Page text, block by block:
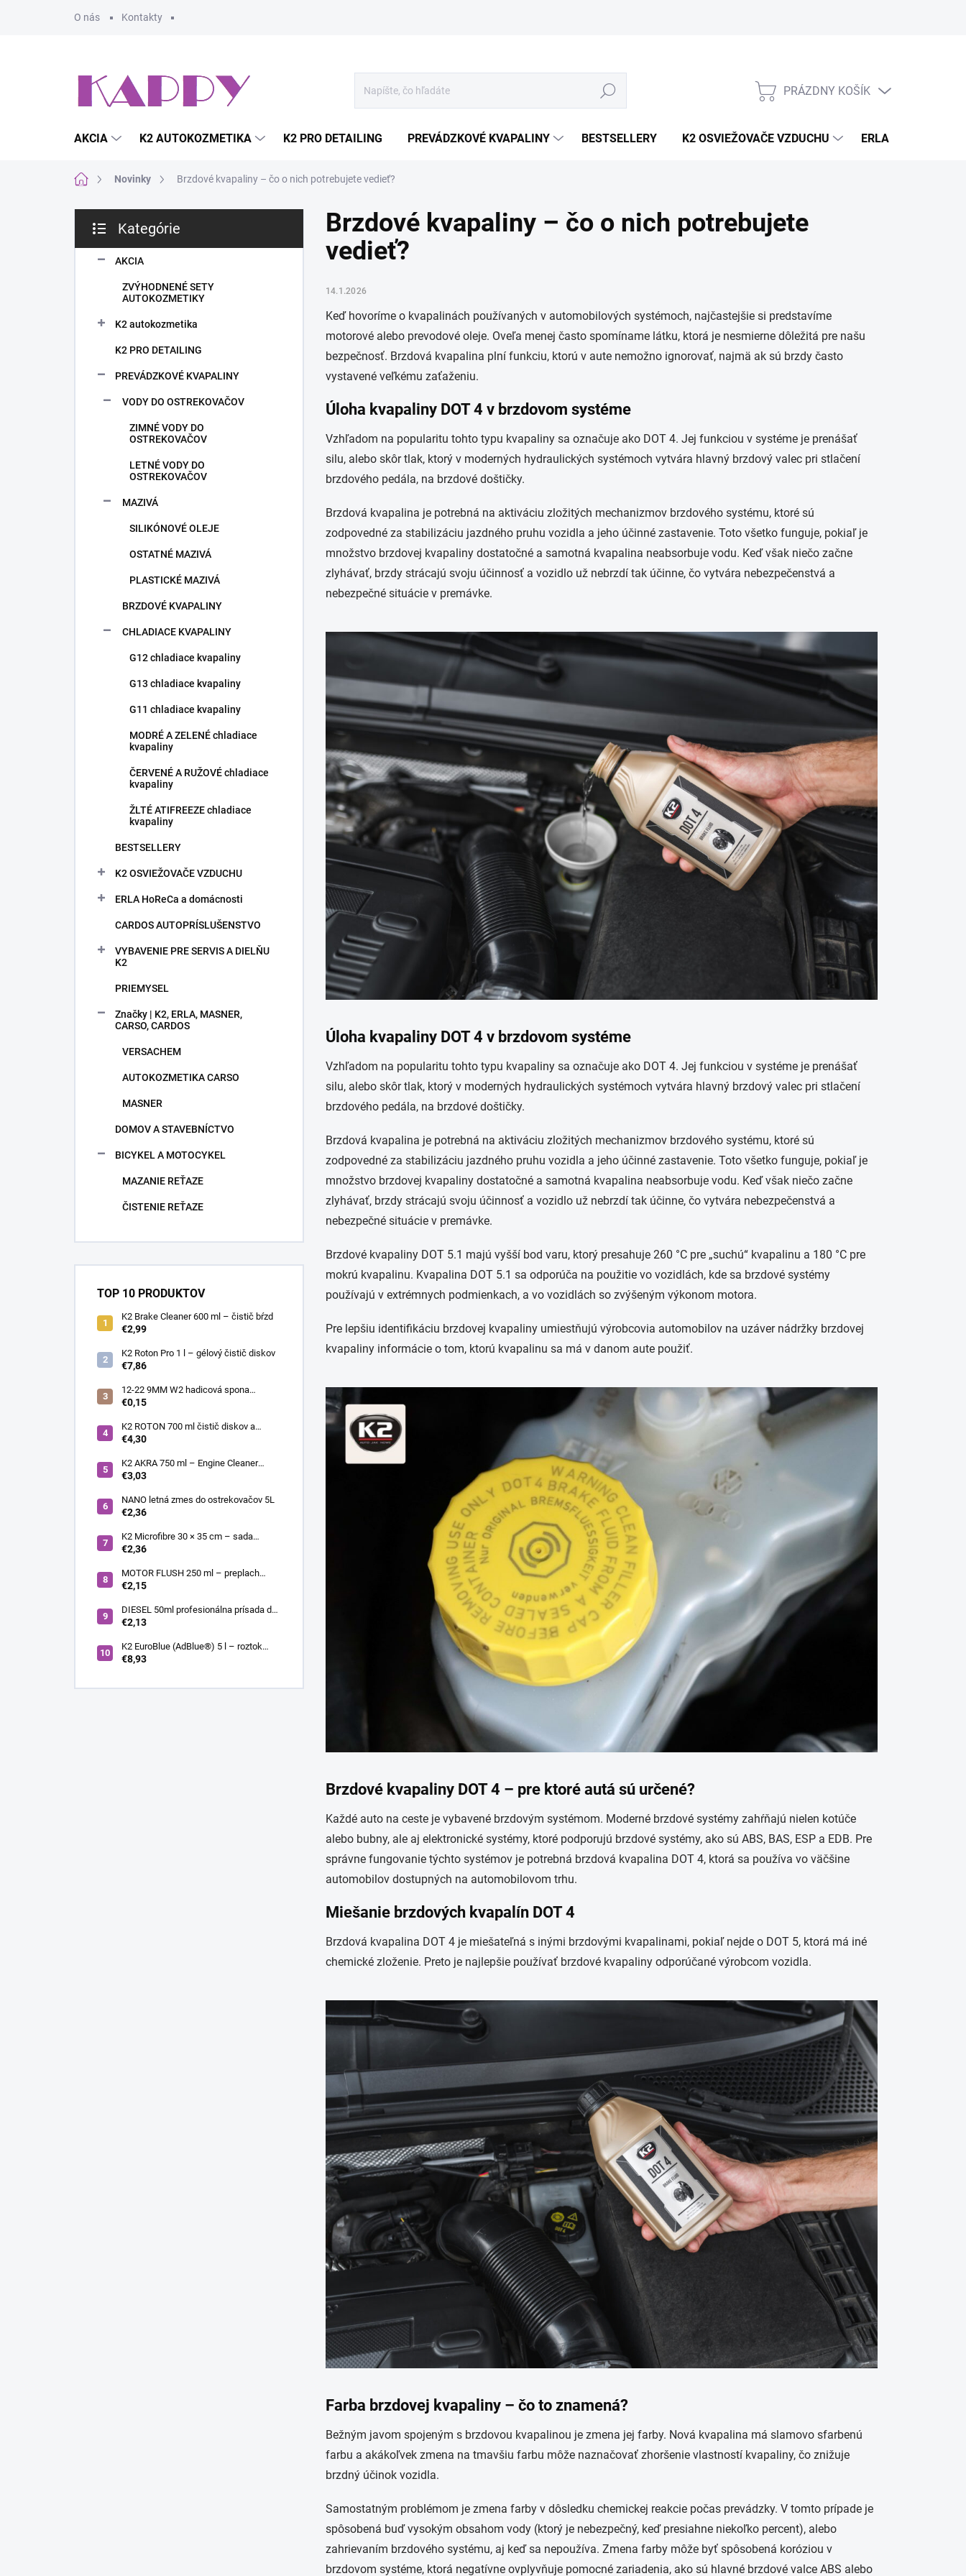
O nás Kontakty
Hľadať
NÁKUPNÝ
PRÁZDNY KOŠÍK
AKCIA K2 AUTOKOZMETIKA K2 PRO DETAILING PREVÁDZKOVÉ KVAPALINY BESTSELLERY K2 OSVIEŽOVAČE VZDUCHU ERLA HORECA A
DomovNovinky Brzdové kvapaliny – čo o nich potrebujete vedieť?
č
kategórie
Kategórie
AKCIA
ZVÝHODNENÉ SETY
AUTOKOZMETIKY
K2 autokozmetika
K2 PRO DETAILING
PREVÁDZKOVÉ KVAPALINY
VODY DO OSTREKOVAČOV
ZIMNÉ VODY DO
OSTREKOVAČOV
LETNÉ VODY DO
OSTREKOVAČOV
MAZIVÁ
SILIKÓNOVÉ OLEJE
OSTATNÉ MAZIVÁ
PLASTICKÉ MAZIVÁ
BRZDOVÉ KVAPALINY
CHLADIACE KVAPALINY
G12 chladiace kvapaliny
G13 chladiace kvapaliny
G11 chladiace kvapaliny
MODRÉ A ZELENÉ chladiace
kvapaliny
ČERVENÉ A RUŽOVÉ chladiace
kvapaliny
ŽLTÉ ATIFREEZE chladiace
kvapaliny
BESTSELLERY
K2 OSVIEŽOVAČE VZDUCHU
ERLA HoReCa a domácnosti
CARDOS AUTOPRÍSLUŠENSTVO
VYBAVENIE PRE SERVIS A DIELŇU
K2
PRIEMYSEL
Značky | K2, ERLA, MASNER,
CARSO, CARDOS
VERSACHEM
AUTOKOZMETIKA CARSO
MASNER
DOMOV A STAVEBNÍCTVO
BICYKEL A MOTOCYKEL
MAZANIE REŤAZE
ČISTENIE REŤAZE
TOP 10 PRODUKTOV
K2 Brake Cleaner 600 ml – čistič bŕzd
€2,99
K2 Roton Pro 1 l – gélový čistič diskov
€7,86
12-22 9MM W2 hadicová spona
nerezová
€0,15
K2 ROTON 700 ml čistič diskov a
deionizér
€4,30
K2 AKRA 750 ml – Engine Cleaner
(čistič motora)
€3,03
NANO letná zmes do ostrekovačov 5L
€2,36
K2 Microfibre 30 × 35 cm – sada
mikrovláknových utierok 4 ks
€2,36
MOTOR FLUSH 250 ml – preplach
motora
€2,15
DIESEL 50ml profesionálna prísada do
nafty
€2,13
K2 EuroBlue (AdBlue®) 5 l – roztok
močoviny pre SCR dieselové motory
€8,93
Brzdové kvapaliny – čo o nich potrebujete
vedieť?
14.1.2026
Keď hovoríme o kvapalinách používaných v automobilových systémoch, najčastejšie si predstavíme
motorové alebo prevodové oleje. Oveľa menej často spomíname látku, ktorá je nesmierne dôležitá pre našu
bezpečnosť. Brzdová kvapalina plní funkciu, ktorú v aute nemožno ignorovať, najmä ak sú brzdy často
vystavené veľkému zaťaženiu.
Úloha kvapaliny DOT 4 v brzdovom systéme
Vzhľadom na popularitu tohto typu kvapaliny sa označuje ako DOT 4. Jej funkciou v systéme je prenášať
silu, alebo skôr tlak, ktorý v moderných hydraulických systémoch vytvára hlavný brzdový valec pri stlačení
brzdového pedála, na brzdové doštičky.
Brzdová kvapalina je potrebná na aktiváciu zložitých mechanizmov brzdového systému, ktoré sú
zodpovedné za stabilizáciu jazdného pruhu vozidla a jeho účinné zastavenie. Toto všetko funguje, pokiaľ je
množstvo brzdovej kvapaliny dostatočné a samotná kvapalina neabsorbuje vodu. Keď však niečo začne
zlyhávať, brzdy strácajú svoju účinnosť a vozidlo už nebrzdí tak účinne, čo vytvára nebezpečenstvá a
nebezpečné situácie v premávke.
Úloha kvapaliny DOT 4 v brzdovom systéme
Vzhľadom na popularitu tohto typu kvapaliny sa označuje ako DOT 4. Jej funkciou v systéme je prenášať
silu, alebo skôr tlak, ktorý v moderných hydraulických systémoch vytvára hlavný brzdový valec pri stlačení
brzdového pedála, na brzdové doštičky.
Brzdová kvapalina je potrebná na aktiváciu zložitých mechanizmov brzdového systému, ktoré sú
zodpovedné za stabilizáciu jazdného pruhu vozidla a jeho účinné zastavenie. Toto všetko funguje, pokiaľ je
množstvo brzdovej kvapaliny dostatočné a samotná kvapalina neabsorbuje vodu. Keď však niečo začne
zlyhávať, brzdy strácajú svoju účinnosť a vozidlo už nebrzdí tak účinne, čo vytvára nebezpečenstvá a
nebezpečné situácie v premávke.
Brzdové kvapaliny DOT 5.1 majú vyšší bod varu, ktorý presahuje 260 °C pre „suchú“ kvapalinu a 180 °C pre
mokrú kvapalinu. Kvapalina DOT 5.1 sa odporúča na použitie vo vozidlách, kde sa brzdové systémy
používajú v extrémnych podmienkach, a vo vozidlách so zvýšeným výkonom motora.
Pre lepšiu identifikáciu brzdovej kvapaliny umiestňujú výrobcovia automobilov na uzáver nádržky brzdovej
kvapaliny informácie o tom, ktorú kvapalinu sa má v danom aute použiť.
Brzdové kvapaliny DOT 4 – pre ktoré autá sú určené?
Každé auto na ceste je vybavené brzdovým systémom. Moderné brzdové systémy zahŕňajú nielen kotúče
alebo bubny, ale aj elektronické systémy, ktoré podporujú brzdové systémy, ako sú ABS, BAS, ESP a EDB. Pre
správne fungovanie týchto systémov je potrebná brzdová kvapalina DOT 4, ktorá sa používa vo väčšine
automobilov dostupných na automobilovom trhu.
Miešanie brzdových kvapalín DOT 4
Brzdová kvapalina DOT 4 je miešateľná s inými brzdovými kvapalinami, pokiaľ nejde o DOT 5, ktorá má iné
chemické zloženie. Preto je najlepšie používať brzdové kvapaliny odporúčané výrobcom vozidla.
Farba brzdovej kvapaliny – čo to znamená?
Bežným javom spojeným s brzdovou kvapalinou je zmena jej farby. Nová kvapalina má slamovo sfarbenú
farbu a akákoľvek zmena na tmavšiu farbu môže naznačovať zhoršenie vlastností kvapaliny, čo znižuje
brzdný účinok vozidla.
Samostatným problémom je zmena farby v dôsledku chemickej reakcie počas prevádzky. V tomto prípade je
spôsobená buď vysokým obsahom vody (ktorý je nebezpečný, keď presiahne niekoľko percent), alebo
zahrievaním brzdového systému, aj keď sa nepoužíva. Zmena farby môže byť spôsobená koróziou v
brzdovom systéme, ktorá negatívne ovplyvňuje pomocné zariadenia, ako sú hlavné brzdové valce ABS alebo